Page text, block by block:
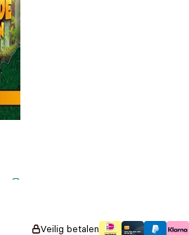
Veilig betalen